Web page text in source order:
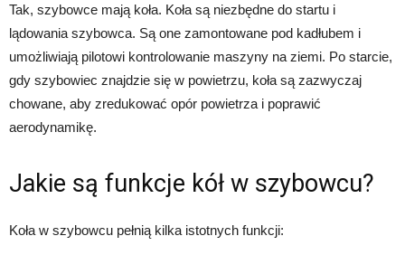
Tak, szybowce mają koła. Koła są niezbędne do startu i
lądowania szybowca. Są one zamontowane pod kadłubem i
umożliwiają pilotowi kontrolowanie maszyny na ziemi. Po starcie,
gdy szybowiec znajdzie się w powietrzu, koła są zazwyczaj
chowane, aby zredukować opór powietrza i poprawić
aerodynamikę.
Jakie są funkcje kół w szybowcu?
Koła w szybowcu pełnią kilka istotnych funkcji: